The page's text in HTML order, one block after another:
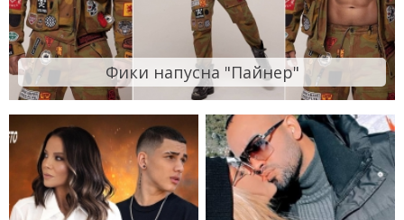
Фики напусна "Пайнер"